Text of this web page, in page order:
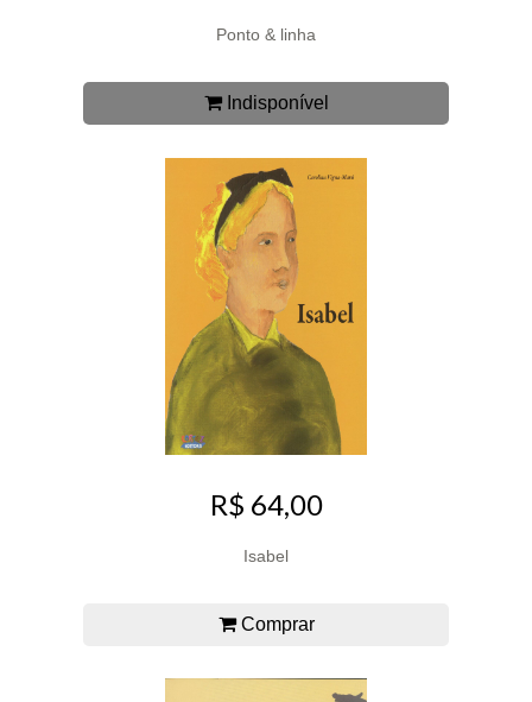
Ponto & linha
Indisponível
R$ 64,00
Isabel
Comprar